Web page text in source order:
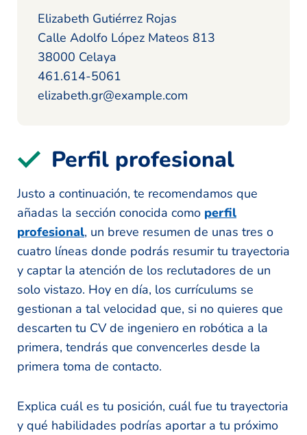
Elizabeth Gutiérrez Rojas
Calle Adolfo López Mateos 813
38000 Celaya
461.614-5061
elizabeth.gr@example.com
Perfil profesional
Justo a continuación, te recomendamos que
añadas la sección conocida como perfil
profesional, un breve resumen de unas tres o
cuatro líneas donde podrás resumir tu trayectoria
y captar la atención de los reclutadores de un
solo vistazo. Hoy en día, los currículums se
gestionan a tal velocidad que, si no quieres que
descarten tu CV de ingeniero en robótica a la
primera, tendrás que convencerles desde la
primera toma de contacto.
Explica cuál es tu posición, cuál fue tu trayectoria
y qué habilidades podrías aportar a tu próximo